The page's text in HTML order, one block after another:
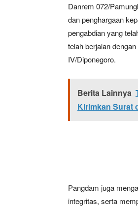
Danrem 072/
dan penghargaan
pengabdian yang
telah berjalan
IV/Diponegoro.
Berita Lainnya
Kirimkan Surat
Pangdam juga
integritas, serta